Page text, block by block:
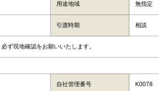
用途地域 無指定
引渡時期 相談
ず現地確認をお願いいたします。
自社管理番号 K0078